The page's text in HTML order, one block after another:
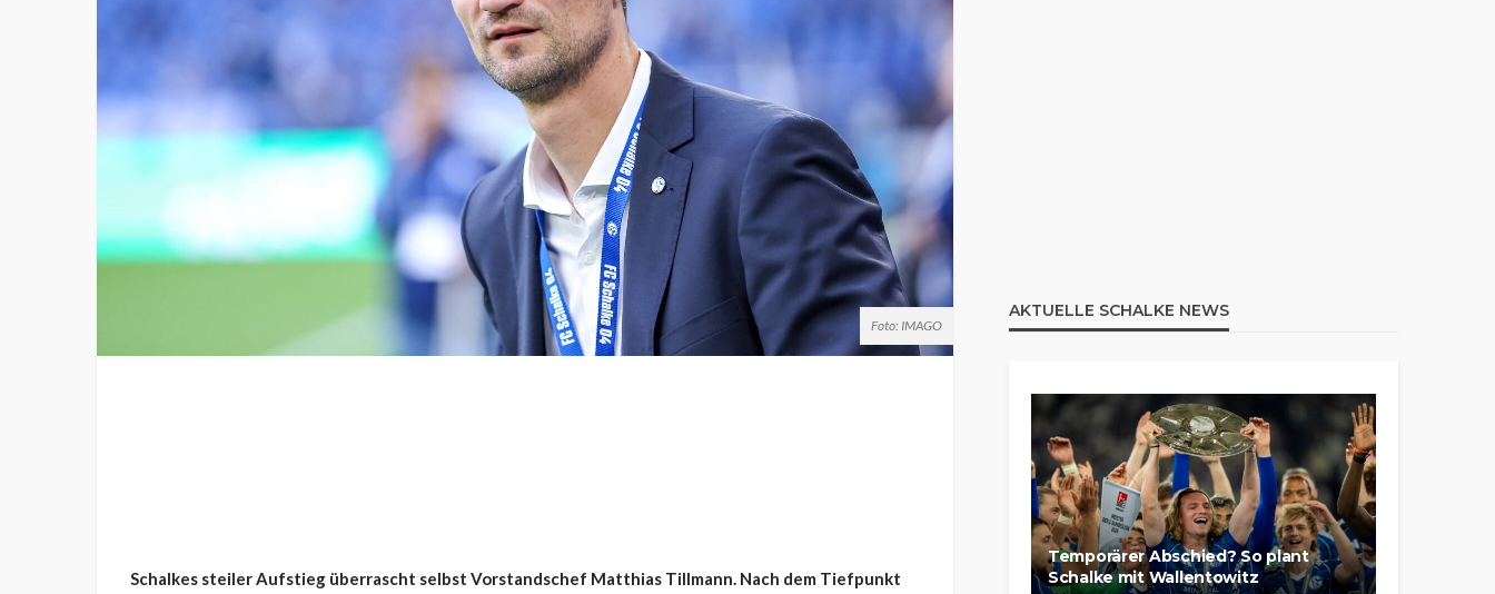
Foto: IMAGO
Schalkes steiler Aufstieg überrascht selbst Vorstandschef Matthias Tillmann. Nach dem Tiefpunkt
AKTUELLE SCHALKE NEWS
Temporärer Abschied? So plant
Schalke mit Wallentowitz